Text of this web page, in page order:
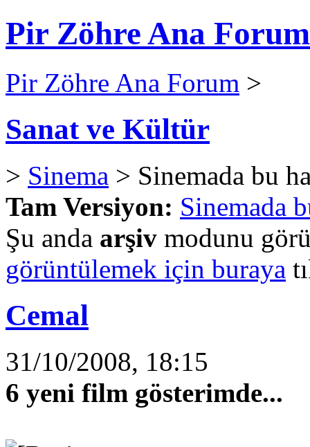
Pir Zöhre Ana Forum
Pir Zöhre Ana Forum >
Sanat ve Kültür
> Sinema > Sinemada bu
Tam Versiyon: Sinemada
Şu anda arşiv modunu
görüntülemek için buraya
Cemal
31/10/2008, 18:15
6 yeni film gösterimde...